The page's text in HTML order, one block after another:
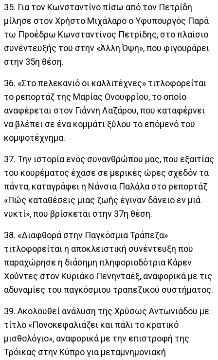
35. Για τον Κωνσταντίνο πίσω από τον Πετρίδη
μίλησε στον Χρήστο Μιχάλαρο ο Υφυπουργός Παρά
τω Προέδρω Κωνσταντίνος Πετρίδης, στο πλαίσιο
συνέντευξής του στην «Άλλη Όψη», που φιγουράρει
στην 35η θέση.
36. «Στο πελεκανιό οι καλλιτέχνες» τιτλοφορείται
το ρεπορτάζ της Μαρίας Ονουφρίου, το οποίο
αναφέρεται στον Γιάννη Λαζάρου, που καταφέρνει
να βλέπει σε ένα κομμάτι ξύλου το επόμενό του
κομψοτέχνημα.
37. Την ιστορία ενός συνανθρώπου μας, που εξαιτίας
του κουρέματος έχασε σε μερικές ώρες σχεδόν τα
πάντα, καταγράφει η Νάνσια Παλάλα στο ρεπορτάζ
«Πώς καταθέσεις μιας ζωής έγιναν δάνειο εν μιά
νυκτί», που βρίσκεται στην 37η θέση.
38. «Διαφθορά στην Παγκόσμια Τράπεζα»
τιτλοφορείται η αποκλειστική συνέντευξη που
παραχώρησε η διάσημη πληφοριοδότρια Κάρεν
Χούντες στον Κυριάκο Πενηνταέξ, αναφορικά με τις
αδυναμίες του παγκόσμιου τραπεζικού συστήματος.
39. Ακολουθεί ανάλυση της Χρύσως Αντωνιάδου με
τίτλο «Πονοκεφαλιάζει και πάλι το κρατικό
μισθολόγιο», αναφορικά με την επιστροφή της
Τρόικας στην Κύπρο για μεταμνημονιακή